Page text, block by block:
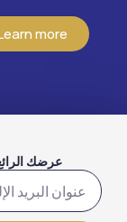
more
عرضك